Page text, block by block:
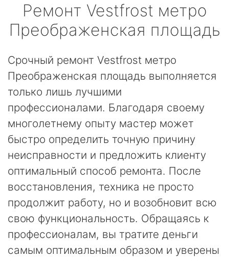
Ремонт Vestfrost метро
Преображенская площадь
Срочный ремонт Vestfrost метро
Преображенская площадь выполняется
только лишь лучшими
профессионалами. Благодаря своему
многолетнему опыту мастер может
быстро определить точную причину
неисправности и предложить клиенту
оптимальный способ ремонта. После
восстановления, техника не просто
продолжит работу, но и возобновит всю
свою функциональность. Обращаясь к
профессионалам, вы тратите деньги
самым оптимальным образом и уверены